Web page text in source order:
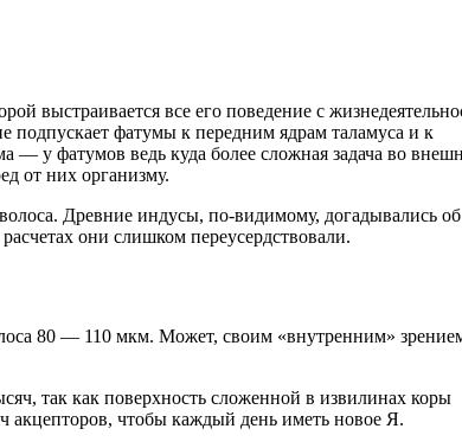
выстраивается все его поведение с
подпускает фатумы к передним ядрам таламуса и к
— у фатумов ведь куда более сложная задача во
от них организму.
Древние индусы, по-видимому, догадывались об
они слишком переусердствовали.
80 — 110 мкм. Может, своим «внутренним»
так как поверхность сложенной в извилинах коры
чтобы каждый день иметь новое Я.